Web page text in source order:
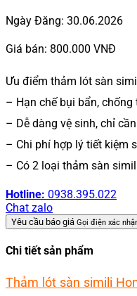
Ngày Đăng: 30.06.2026
Giá bán: 800.000 VNĐ
Ưu điểm thảm lót sàn
– Hạn chế bụi bẩn,
– Dễ dàng vệ sinh, chỉ
– Chi phí hợp lý tiết kiệm
– Có 2 loại thảm sàn
Hotline: 0938.395.022
Chat zalo
Yêu cầu báo giá Gọi điện xác
Chi tiết sản phẩm
Thảm lót sàn simili